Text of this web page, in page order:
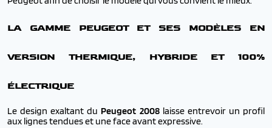
LA GAMME PEUGEOT ET SES MODÈLES EN
VERSION THERMIQUE, HYBRIDE ET 100%
ÉLECTRIQUE
Le design exaltant du Peugeot 2008laisse entrevoir un profil
aux lignes tendues et une face avant expressive.